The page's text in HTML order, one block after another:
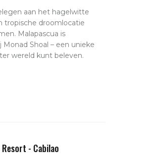
aan het hagelwitte
tropische droomlocatie
Malapascua is
Shoal – een unieke
wereld kunt beleven.
Resort - Cabilao